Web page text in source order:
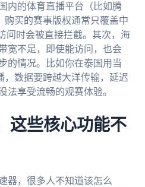
内的体育直播平台（比如腾
购买的赛事版权通常只覆盖中
问时会被直接拦截。其次，海
宽不足，即使能访问，也会
的情况。比如你在泰国用当
，数据要跨越大洋传输，延迟
法享受流畅的观赛体验。
这些核心功能不
器，很多人不知道该怎么